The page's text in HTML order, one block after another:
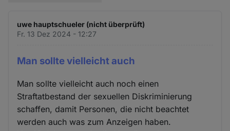
uwe hauptschueler (nicht überprüft)
Fr. 13 Dez 2024 - 12:27
Man sollte vielleicht auch
Man sollte vielleicht auch noch einen
Straftatbestand der sexuellen Diskriminierung
schaffen, damit Personen, die nicht beachtet
werden auch was zum Anzeigen haben.